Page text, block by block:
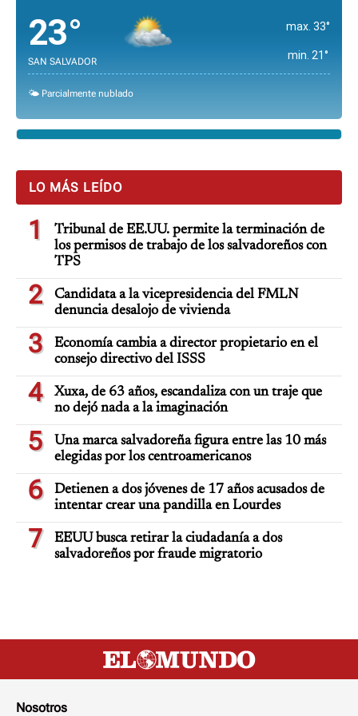
23°
SAN SALVADOR
max. 33°
min. 21°
🌤️ Parcialmente nublado
LO MÁS LEÍDO
1
Tribunal de EE.UU. permite la terminación de
los permisos de trabajo de los salvadoreños con
TPS
2
Candidata a la vicepresidencia del FMLN
denuncia desalojo de vivienda
3
Economía cambia a director propietario en el
consejo directivo del ISSS
4
Xuxa, de 63 años, escandaliza con un traje que
no dejó nada a la imaginación
5
Una marca salvadoreña figura entre las 10 más
elegidas por los centroamericanos
6
Detienen a dos jóvenes de 17 años acusados de
intentar crear una pandilla en Lourdes
7
EEUU busca retirar la ciudadanía a dos
salvadoreños por fraude migratorio
Nosotros